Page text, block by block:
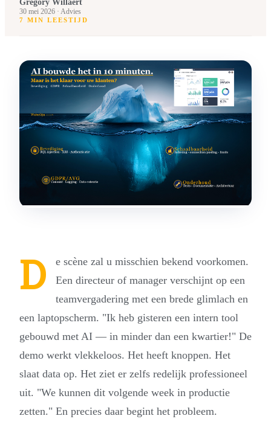
Gregory Willaert
30 mei 2026 · Advies
7 MIN LEESTIJD
D
e scène zal u misschien bekend voorkomen.
Een directeur of manager verschijnt op een
teamvergadering met een brede glimlach en
een laptopscherm. "Ik heb gisteren een intern tool
gebouwd met AI — in minder dan een kwartier!" De
demo werkt vlekkeloos. Het heeft knoppen. Het
slaat data op. Het ziet er zelfs redelijk professioneel
uit. "We kunnen dit volgende week in productie
zetten." En precies daar begint het probleem.